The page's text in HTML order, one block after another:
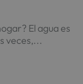
El agua es
veces,...